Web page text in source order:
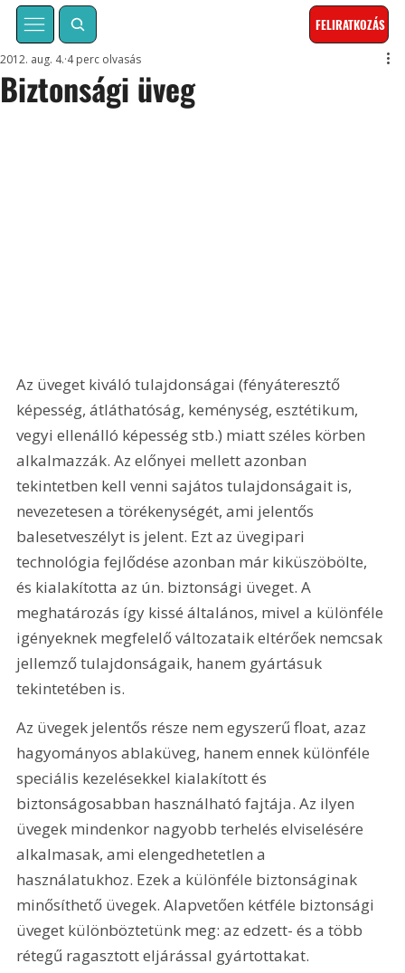
FELIRATKOZÁS
Biztonsági üveg
2012. aug. 4. 4 perc olvasás
Az üveget kiváló tulajdonságai (fényáteresztő
képesség, átláthatóság, keménység, esztétikum,
vegyi ellenálló képesség stb.) miatt széles körben
alkalmazzák. Az előnyei mellett azonban
tekintetben kell venni sajátos tulajdonságait is,
nevezetesen a törékenységét, ami jelentős
balesetveszélyt is jelent. Ezt az üvegipari
technológia fejlődése azonban már kiküszöbölte,
és kialakította az ún. biztonsági üveget. A
meghatározás így kissé általános, mivel a különféle
igényeknek megfelelő változataik eltérőek nemcsak
jellemző tulajdonságaik, hanem gyártásuk
tekintetében is.
Az üvegek jelentős része nem egyszerű float, azaz
hagyományos ablaküveg, hanem ennek különféle
speciális kezelésekkel kialakított és
biztonságosabban használható fajtája. Az ilyen
üvegek mindenkor nagyobb terhelés elviselésére
alkalmasak, ami elengedhetetlen a
használatukhoz. Ezek a különféle biztonságinak
minősíthető üvegek. Alapvetően kétféle biztonsági
üveget különböztetünk meg: az edzett- és a több
rétegű ragasztott eljárással gyártottakat.